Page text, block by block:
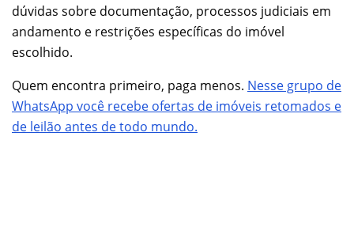
dúvidas sobre documentação, processos judiciais em
andamento e restrições específicas do imóvel
escolhido.
Quem encontra primeiro, paga menos. Nesse grupo de
WhatsApp você recebe ofertas de imóveis retomados e
de leilão antes de todo mundo.